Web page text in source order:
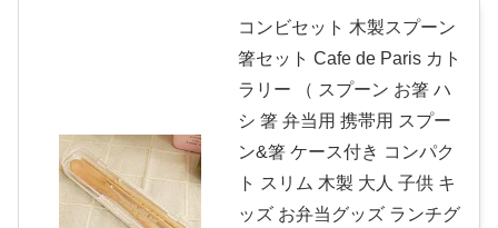
コンビセット 木製スプーン
箸セット Cafe de Paris カト
ラリー （ スプーン お箸 ハ
シ 箸 弁当用 携帯用 スプー
ン&箸 ケース付き コンパク
ト スリム 木製 大人 子供 キ
ッズ お弁当グッズ ランチグ